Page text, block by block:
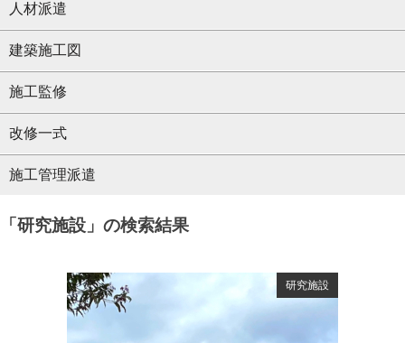
人材派遣
建築施工図
施工監修
改修一式
施工管理派遣
「研究施設」の検索結果
研究施設